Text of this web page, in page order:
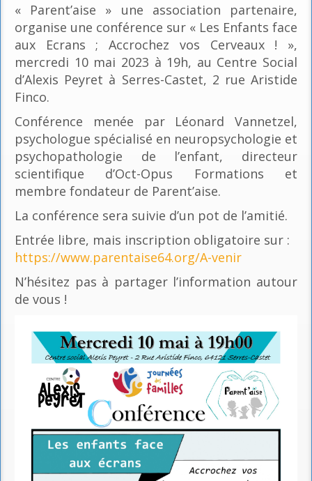
« Parent’aise » une association partenaire,
organise une conférence sur « Les Enfants face
aux Ecrans ; Accrochez vos Cerveaux ! »,
mercredi 10 mai 2023 à 19h, au Centre Social
d’Alexis Peyret à Serres-Castet, 2 rue Aristide
Finco.
Conférence menée par Léonard Vannetzel,
psychologue spécialisé en neuropsychologie et
psychopathologie de l’enfant, directeur
scientifique d’Oct-Opus Formations et
membre fondateur de Parent’aise.
La conférence sera suivie d’un pot de l’amitié.
Entrée libre, mais inscription obligatoire sur :
https://www.parentaise64.org/A-venir
N’hésitez pas à partager l’information autour
de vous !